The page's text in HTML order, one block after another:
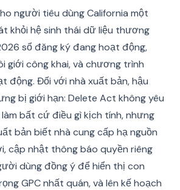
người tiêu dùng California một
khỏi hệ sinh thái dữ liệu thương
sổ đăng ký đang hoạt động,
giới công khai, và chương trình
động. Đối với nhà xuất bản, hậu
bị giới hạn: Delete Act không yêu
bất cứ điều gì kịch tính, nhưng
bản biết nhà cung cấp hạ nguồn
cập nhật thông báo quyền riêng
dùng đồng ý để hiển thị con
GPC nhất quán, và lên kế hoạch